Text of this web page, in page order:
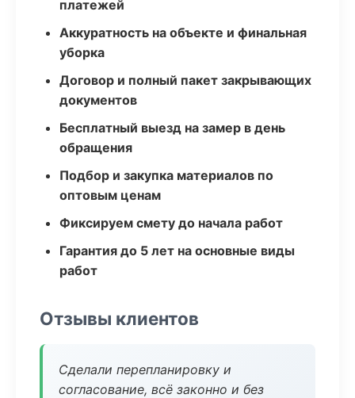
платежей
Аккуратность на объекте и финальная
уборка
Договор и полный пакет закрывающих
документов
Бесплатный выезд на замер в день
обращения
Подбор и закупка материалов по
оптовым ценам
Фиксируем смету до начала работ
Гарантия до 5 лет на основные виды
работ
Отзывы клиентов
Сделали перепланировку и
согласование, всё законно и без